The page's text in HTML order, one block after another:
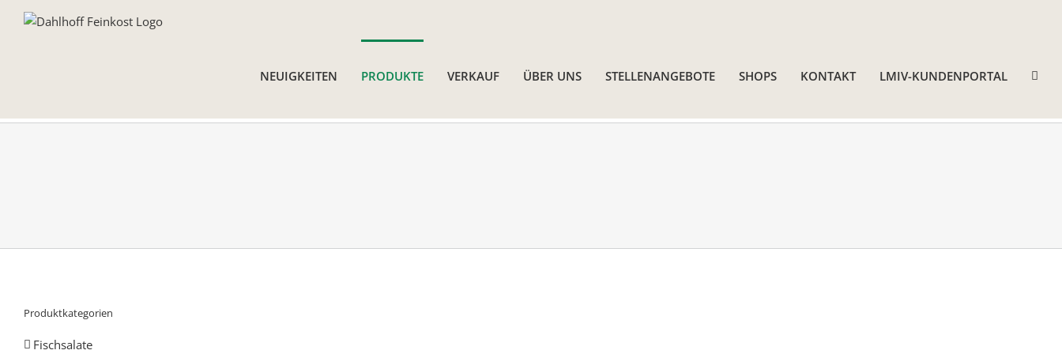
NEUIGKEITEN
PRODUKTE VERKAUF ÜBER UNS STELLENANGEBOTE SHOPS KONTAKT LMIV-KUNDENPORTAL
Produktkategorien
Fischsalate